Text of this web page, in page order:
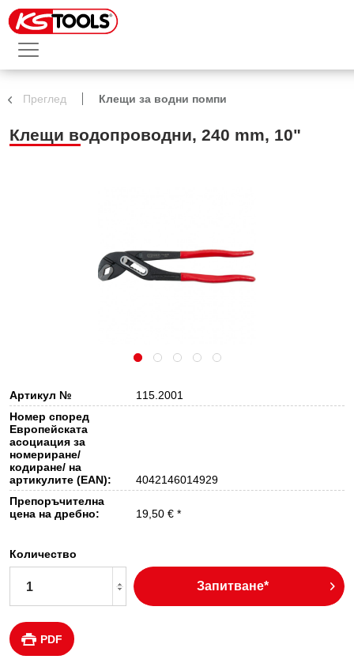
Преглед Клещи за водни помпи
Клещи водопроводни, 240 mm, 10"
Артикул №
115.2001
Номер според
Европейската
асоциация за
номериране/
кодиране/ на
артикулите (EAN):
4042146014929
Препоръчителна
цена на дребно:
19,50 € *
Количество
Запитване*
PDF